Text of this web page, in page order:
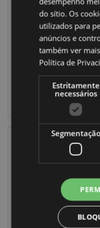
redondo Rãs
tropicais
1296 em
stock
INICIAR
Autocolantes para
do sítio. Os
utilizados para
anúncios e
também ver
Política de
Estritamente
necessários